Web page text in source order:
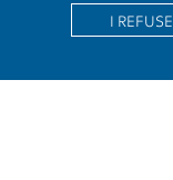
I REFUSE